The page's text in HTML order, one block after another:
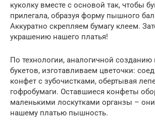
куколку вместе с основой так, чтобы
прилегала, образуя форму пышного
Аккуратно скрепляем бумагу клеем.
украшению нашего платья!
По технологии, аналогичной
букетов, изготавливаем цветочки:
конфет с зубочистками, обертывая
гофробумаги. Оставшиеся конфеты
маленькими лоскутками органзы –
нашему платью пышность.